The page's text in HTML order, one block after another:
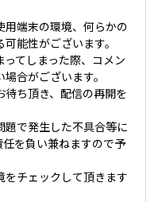
端末の環境、何らかの
能性がございます。
てしまった際、コメン
合がございます。
ち頂き、配信の再開を
で発生した不具合等に
を負い兼ねますので予
をチェックして頂きます